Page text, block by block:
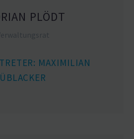
PLÖDT
MAXIMILIAN
ÜBLACKER